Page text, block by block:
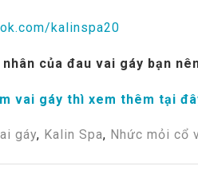
kalinspa20
của đau vai gáy bạn
vai gáy thì xem thêm tại
gáy, Kalin Spa, Nhức mỏi cổ